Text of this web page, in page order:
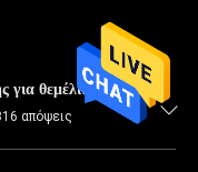
για θεμέλιο
απόψεις